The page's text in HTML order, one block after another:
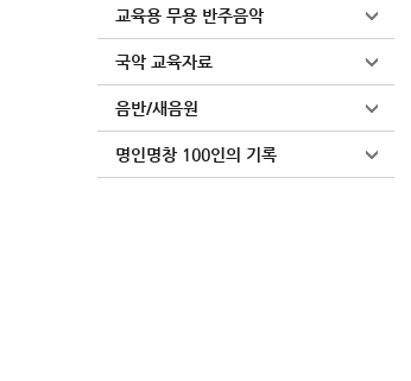
교육용 무용 반주음악
국악 교육자료
음반/새음원
명인명창 100인의 기록